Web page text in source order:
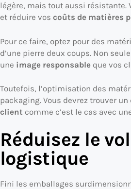
légère, mais tout aussi résistante.
et réduire vos coûts de matières
Pour ce faire, optez pour des
d’une pierre deux coups. Non
une image responsable que vos
Toutefois, l’optimisation des
packaging. Vous devrez trouver
client comme c’est le cas avec
Réduisez le
logistique
Fini les emballages